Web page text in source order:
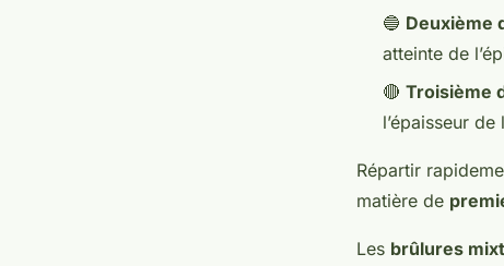
🔵 Deuxième
atteinte de
🔴 Troisième
l’épaisseur
Répartir
matière de
Les brûlures